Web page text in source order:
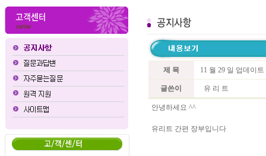
제 목 11 월 29 일 업데이
글쓴이 유 리 트
안녕하세요 ^^
유리트 간편 장부입니다